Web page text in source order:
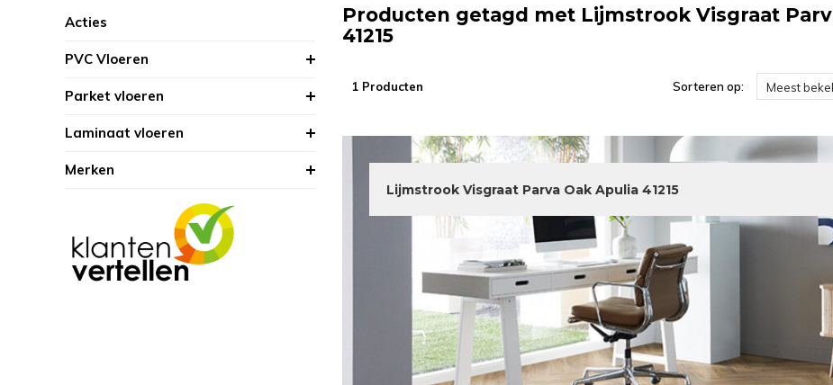
Acties
PVC Vloeren
Parket vloeren
Laminaat vloeren
Merken
Producten getagd met Lijmstrook Visgraat
41215
1 Producten Sorteren op: Meest
Lijmstrook Visgraat Parva Oak Apulia 41215